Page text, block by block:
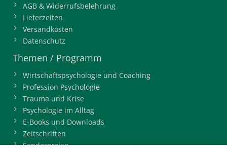
AGB & Widerrufsbelehrung
Lieferzeiten
Versandkosten
Datenschutz
Themen / Programm
Wirtschaftspsychologie und Coaching
Profession Psychologie
Trauma und Krise
Psychologie im Alltag
E-Books und Downloads
Zeitschriften
Sonderpreise